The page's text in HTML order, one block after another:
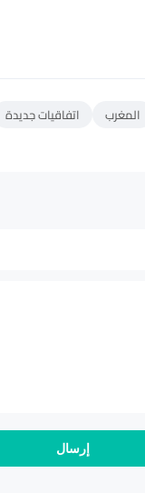
المغرب اتفاقيات جديدة
إرسال